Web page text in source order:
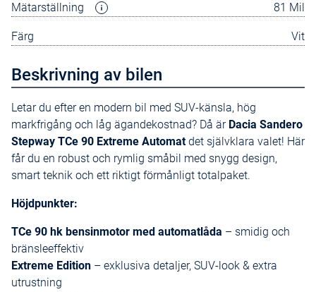
Beskrivning av bilen
Letar du efter en modern bil med SUV-känsla, hög
markfrigång och låg ägandekostnad? Då är Dacia Sandero
Stepway TCe 90 Extreme Automatdet självklara valet! Här
får du en robust och rymlig småbil med snygg design,
smart teknik och ett riktigt förmånligt totalpaket.
Höjdpunkter:
TCe 90 hk bensinmotor med automatlåda – smidig och
bränsleeffektiv
Extreme Edition – exklusiva detaljer, SUV-look & extra
utrustning
Mätarställning 81 Mil
Färg Vit